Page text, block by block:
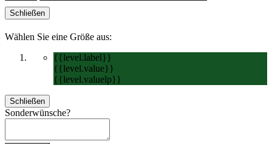
Schließen
Wählen Sie eine Größe aus:
{{level.label}}
{{level.value}}
{{level.valuelp}}
Schließen
Sonderwünsche?